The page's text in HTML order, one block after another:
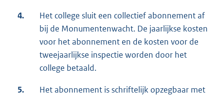
4.
Het college sluit een collectief abonnement af
bij de Monumentenwacht. De jaarlijkse kosten
voor het abonnement en de kosten voor de
tweejaarlijkse inspectie worden door het
college betaald.
5.
Het abonnement is schriftelijk opzegbaar met